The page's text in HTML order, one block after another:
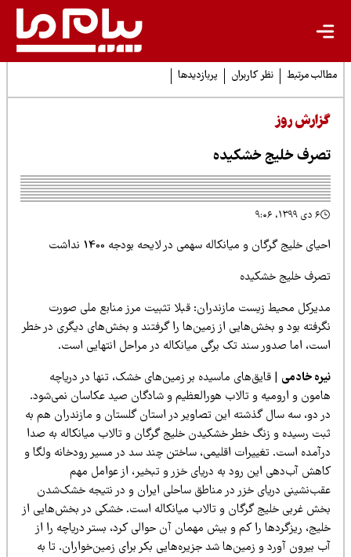
مرتبط نظر کاربران پربازدیدها
روز
خلیج خشکیده
خلیج گرگان و میانکاله سهمی در لایحه بودجه 1400 نداشت
خلیج خشکیده
محیط زیست مازندران: قبلا تثبیت مرز منابع ملی صورت
بود و بخش‌هایی از زمین‌ها را گرفتند و بخش‌های دیگری در خطر
اما صدور سند تک برگی میانکاله در مراحل انتهایی است.
خادمی| قایق‌های ماسیده بر زمین‌های خشک، تنها در دریاچه
و ارومیه و تالاب هورالعظیم و شادگان صید عکاسان نمی‌شود.
دو، سه سال گذشته این تصاویر در استان گلستان و مازندران هم به
رسیده و زنگ خطر خشکیدن خلیج گرگان و تالاب میانکاله به صدا
است. تغییرات اقلیمی، ساختن چند سد در مسیر رودخانه ولگا و
آب‌دهی این رود به دریای خزر و تبخیر، از عوامل مهم
دریای خزر در مناطق ساحلی ایران و در نتیجه خشک‌شدن
غربی خلیج گرگان و تالاب میانکاله است. خشکی در بخش‌هایی از
ریزگردها را کم و بیش مهمان آن حوالی کرد، بستر دریاچه را از
بیرون آورد و زمین‌ها شد جزیره‌هایی بکر برای زمین‌خواران. تا به